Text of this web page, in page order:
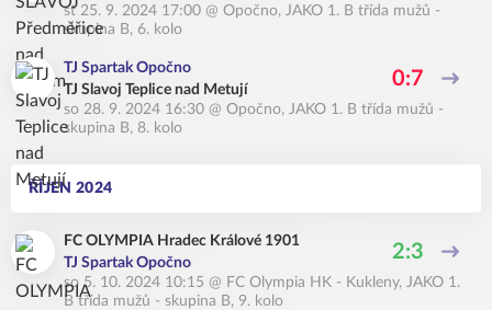
st 25. 9. 2024 17:00 @ Opočno, JAKO 1. B třída mužů -
skupina B, 6. kolo
TJ Spartak Opočno
TJ Slavoj Teplice nad Metují
0:7
so 28. 9. 2024 16:30 @ Opočno, JAKO 1. B třída mužů -
skupina B, 8. kolo
ŘÍJEN 2024
FC OLYMPIA Hradec Králové 1901
TJ Spartak Opočno
2:3
so 5. 10. 2024 10:15 @ FC Olympia HK - Kukleny, JAKO 1.
B třída mužů - skupina B, 9. kolo